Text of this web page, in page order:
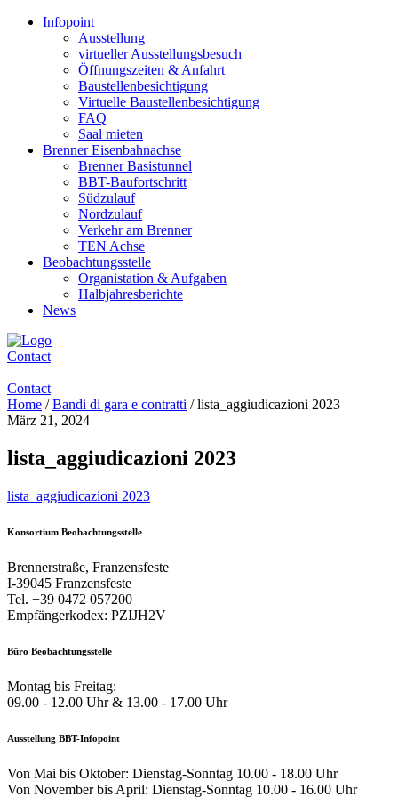
Infopoint
Ausstellung
virtueller Ausstellungsbesuch
Öffnungszeiten & Anfahrt
Baustellenbesichtigung
Virtuelle Baustellenbesichtigung
FAQ
Saal mieten
Brenner Eisenbahnachse
Brenner Basistunnel
BBT-Baufortschritt
Südzulauf
Nordzulauf
Verkehr am Brenner
TEN Achse
Beobachtungsstelle
Organistation & Aufgaben
Halbjahresberichte
News
Contact
Contact
Home /Bandi di gara e contratti /lista_aggiudicazioni 2023
März 21, 2024
lista_aggiudicazioni 2023
lista_aggiudicazioni 2023
Konsortium Beobachtungsstelle
Brennerstraße, Franzensfeste
I-39045 Franzensfeste
Tel. +39 0472 057200
Empfängerkodex: PZIJH2V
Büro Beobachtungsstelle
Montag bis Freitag:
09.00 - 12.00 Uhr & 13.00 - 17.00 Uhr
Ausstellung BBT-Infopoint
Von Mai bis Oktober: Dienstag-Sonntag 10.00 - 18.00 Uhr
Von November bis April: Dienstag-Sonntag 10.00 - 16.00 Uhr